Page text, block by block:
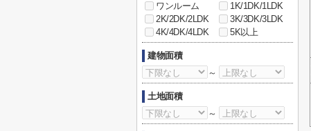
ワンルーム
1K/1DK/1LDK
2K/2DK/2LDK
3K/3DK/3LDK
4K/4DK/4LDK
5K以上
建物面積
～
土地面積
～